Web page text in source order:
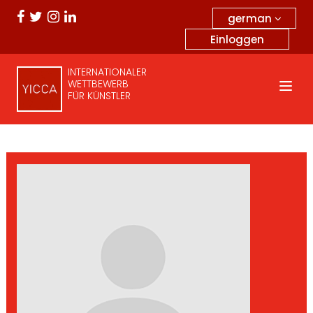
german
Einloggen
INTERNATIONALER
WETTBEWERB
FÜR KÜNSTLER